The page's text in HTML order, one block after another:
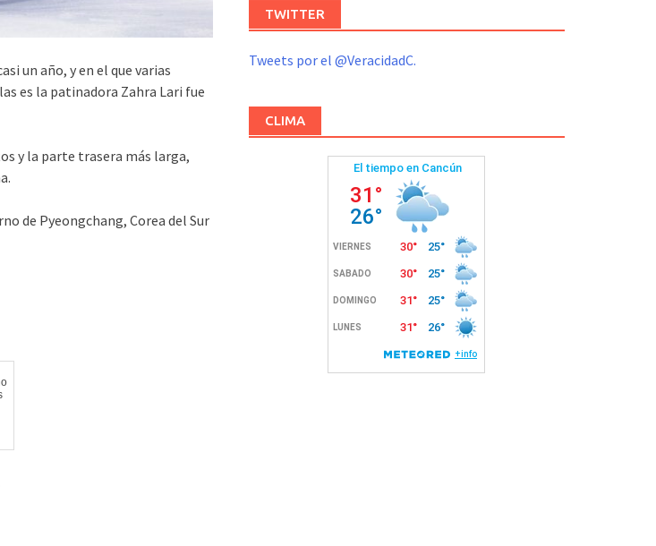
un año, y en el que varias
es la patinadora Zahra Lari fue
y la parte trasera más larga,
de Pyeongchang, Corea del Sur
TWITTER
Tweets por el @VeracidadC.
CLIMA